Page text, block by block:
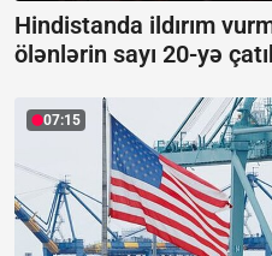
Hindistanda ildırım
ölənlərin sayı 20-yə
07:15